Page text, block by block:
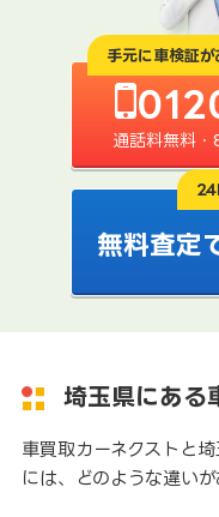
手元に車検証が
通話料無料
24
無料査定
埼玉県にある
車買取カーネクストと
には、どのような違い